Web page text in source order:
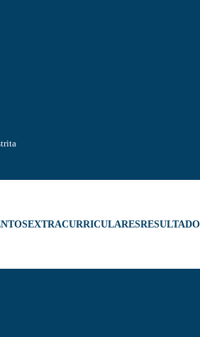
EXTRACURRICULARES